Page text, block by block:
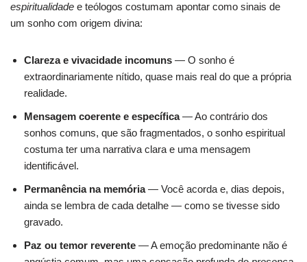
espiritualidade e teólogos costumam apontar como sinais de
um sonho com origem divina:
Clareza e vivacidade incomuns — O sonho é
extraordinariamente nítido, quase mais real do que a própria
realidade.
Mensagem coerente e específica— Ao contrário dos
sonhos comuns, que são fragmentados, o sonho espiritual
costuma ter uma narrativa clara e uma mensagem
identificável.
Permanência na memória— Você acorda e, dias depois,
ainda se lembra de cada detalhe — como se tivesse sido
gravado.
Paz ou temor reverente — A emoção predominante não é